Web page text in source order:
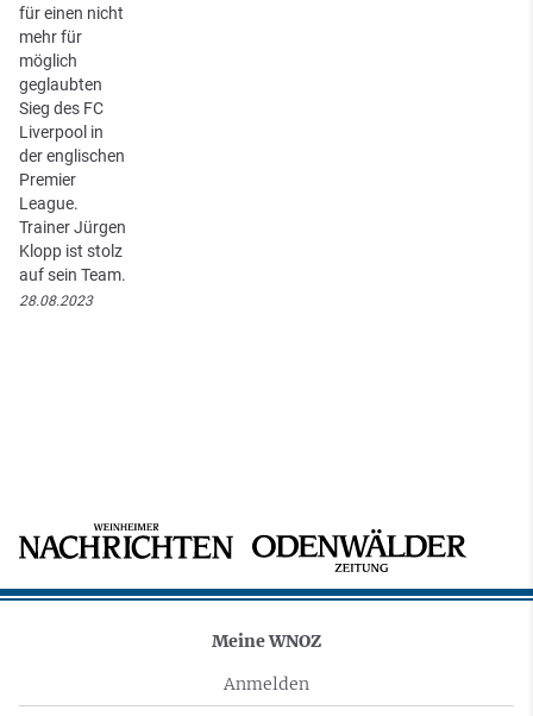
für einen nicht
mehr für
möglich
geglaubten
Sieg des FC
Liverpool in
der englischen
Premier
League.
Trainer Jürgen
Klopp ist stolz
auf sein Team.
28.08.2023
Meine WNOZ
Anmelden